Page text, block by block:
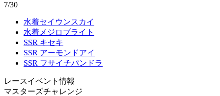
7/30
水着セイウンスカイ
水着メジロブライト
SSR キセキ
SSR アーモンドアイ
SSR フサイチパンドラ
レースイベント情報
マスターズチャレンジ